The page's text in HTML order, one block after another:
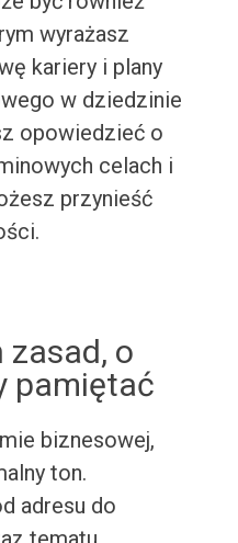
wyrażasz
kariery i plany
w dziedzinie
opowiedzieć o
celach i
przynieść
zasad, o
pamiętać
biznesowej,
ton.
adresu do